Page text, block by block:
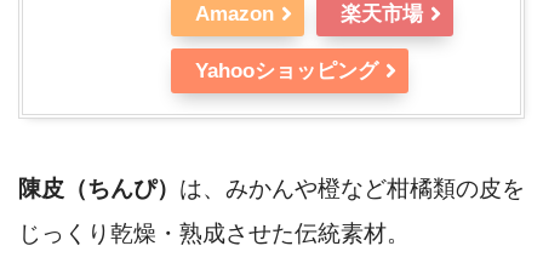
Amazon 楽天市場
Yahooショッピング
陳皮（ちんぴ） は、みかんや橙など柑橘類の皮を
じっくり乾燥・熟成させた伝統素材。